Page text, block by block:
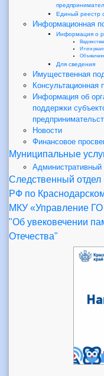
Единый реестр
Информационная
Информация о
Итоги
Для сведения
Имущественная
Консультационная
Информация об
поддержки
Новости
Финансовое
Муниципальные
Административный
Следственный
РФ по
МКУ «Управление
"Об увековечении
Отечества"